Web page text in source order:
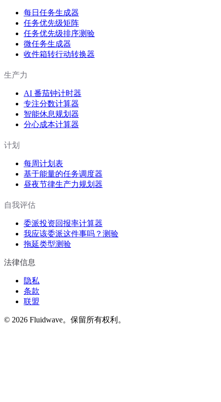
每日任务生成器
任务优先级矩阵
任务优先级排序测验
微任务生成器
收件箱转行动转换器
生产力
AI 番茄钟计时器
专注分数计算器
智能休息规划器
分心成本计算器
计划
每周计划表
基于能量的任务调度器
昼夜节律生产力规划器
自我评估
委派投资回报率计算器
我应该委派这件事吗？测验
拖延类型测验
法律信息
隐私
条款
联盟
© 2026 Fluidwave。保留所有权利。